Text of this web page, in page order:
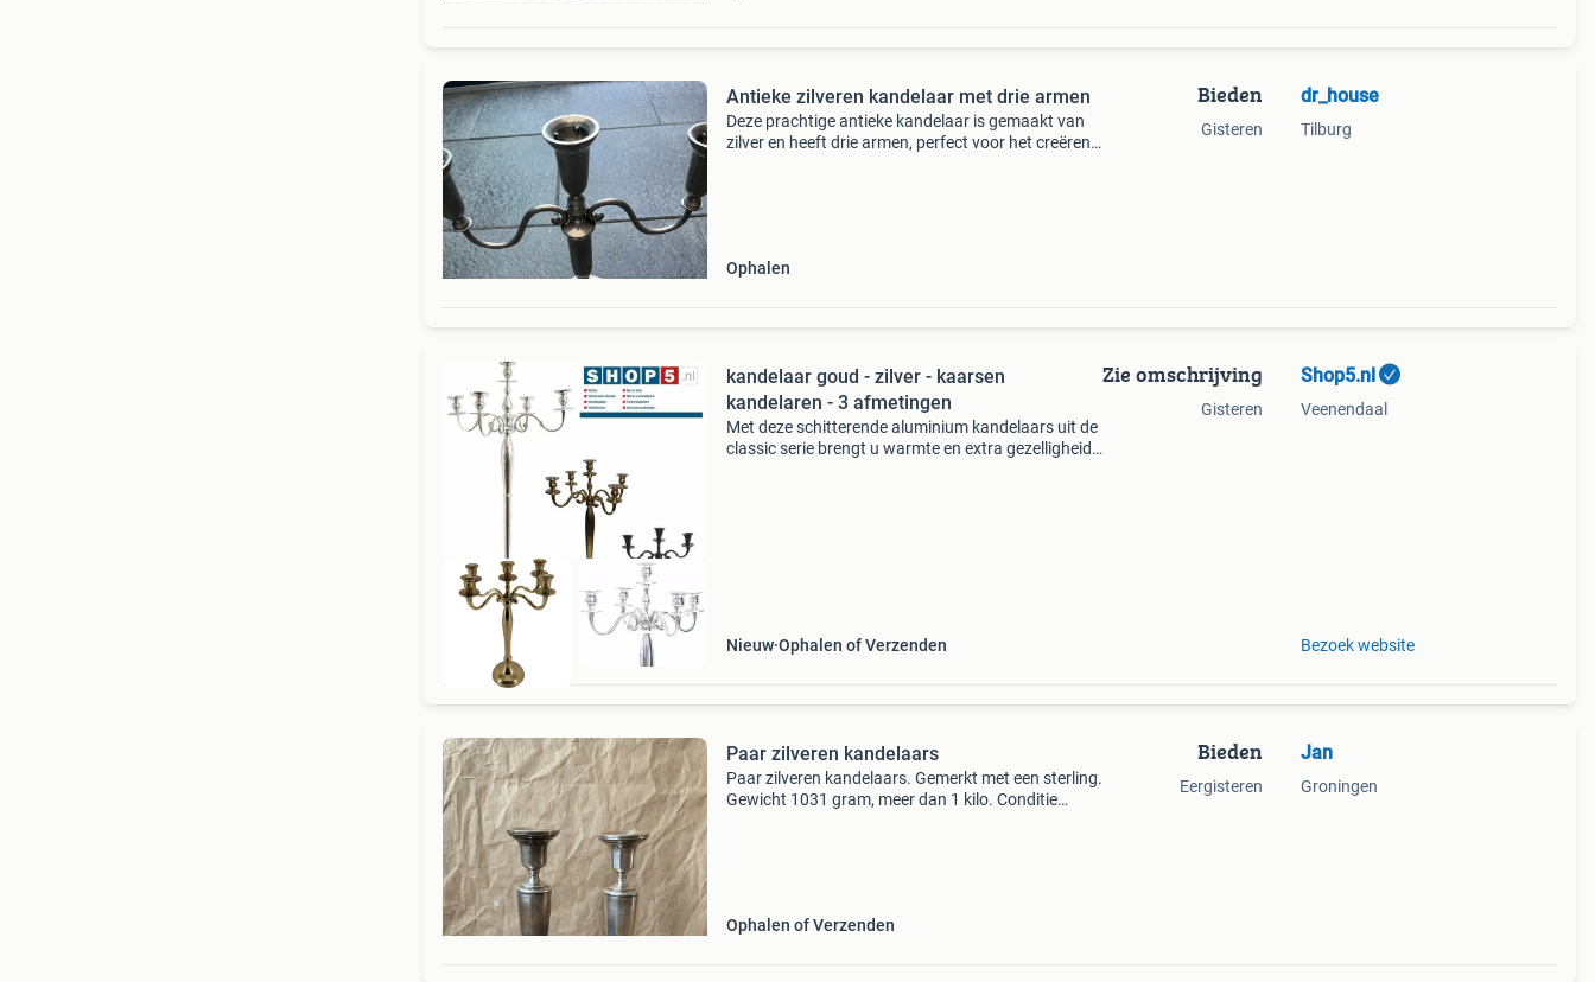
Antieke zilveren kandelaar met drie armen
Deze prachtige antieke kandelaar is gemaakt van
zilver en heeft drie armen, perfect voor het creëren
Ophalen
Bieden
Gisteren
dr_house
Tilburg
kandelaar goud - zilver - kaarsen
kandelaren - 3 afmetingen
Met deze schitterende aluminium kandelaars uit de
classic serie brengt u warmte en extra gezelligheid
Nieuw Ophalen of Verzenden
Zie omschrijving
Gisteren
Shop5.nl
Veenendaal
Bezoek website
Paar zilveren kandelaars
Paar zilveren kandelaars. Gemerkt met een sterling.
Gewicht 1031 gram, meer dan 1 kilo. Conditie
Ophalen of Verzenden
Bieden
Eergisteren
Jan
Groningen